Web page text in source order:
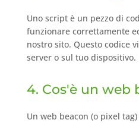
Uno script è un pezzo di
funzionare correttamente
nostro sito. Questo codice
server o sul tuo dispositivo.
4. Cos'è un web
Un web beacon (o pixel